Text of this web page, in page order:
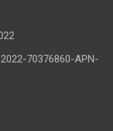
70376860-APN-